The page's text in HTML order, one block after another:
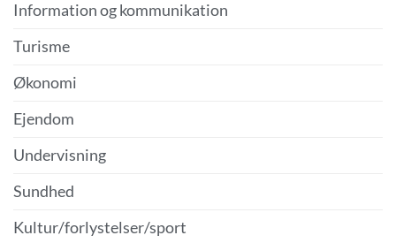
Information og kommunikation
Turisme
Økonomi
Ejendom
Undervisning
Sundhed
Kultur/forlystelser/sport